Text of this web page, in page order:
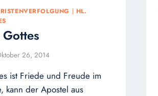
| HL.
26, 2014
ist Friede und Freude im
kann der Apostel aus